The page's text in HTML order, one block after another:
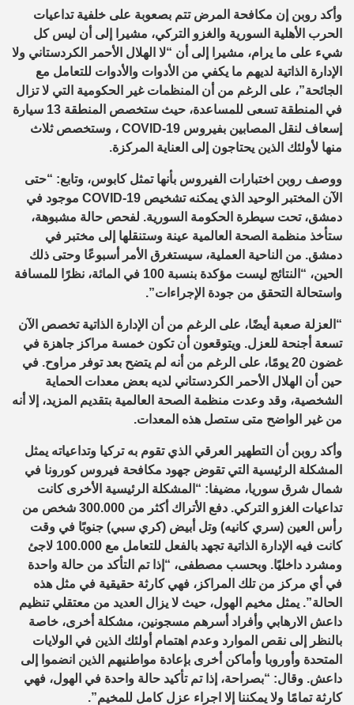
وأكد روبن إن مكافحة المرض تتم بصعوبة على خلفية تداعيات
الحرب الأهلية السورية والغزو التركي، مشيرا إلى أن ليس كل
شيء على ما يرام، مشيرا إلى أن “لا الهلال الأحمر الكردستاني ولا
الإدارة الذاتية لديهم ما يكفي من الأدوات والأدوات للتعامل مع
الجائحة”، على الرغم من أن المنظمات غير الحكومية التي لا تزال
في المنطقة تسعى للمساعدة، حيث ستخصص المنطقة 13 سيارة
إسعاف لنقل المصابين بفيروس COVID-19 ، وستخصص ثلاث
منها لأولئك الذين يحتاجون إلى العناية المركزة.
ووصف روبن اختبارات الفيروس بأنها تمثل كابوس، وتابع: “حتى
الآن المختبر الوحيد الذي يمكنه تشخيص COVID-19 موجود في
دمشق، تحت سيطرة الحكومة السورية. لفحص حالة مشبوهة،
ستأخذ منظمة الصحة العالمية عينة وستنقلها إلى مختبر في
دمشق. من الناحية العملية، سيستغرق الأمر أسبوعًا وحتى ذلك
الحين، “النتائج ليست مؤكدة بنسبة 100 في المائة، نظرًا للمسافة
واستحالة التحقق من جودة الإجراءات”.
“العزلة صعبة أيضًا، على الرغم من أن الإدارة الذاتية تخصص الآن
تسعة أجنحة للعزل. ويتوقعون أن تكون خمسة مراكز جاهزة في
غضون 20 يومًا، على الرغم من أنه لم يتضح بعد توفر مراوح. في
حين أن الهلال الأحمر الكردستاني لديه بعض معدات الحماية
الشخصية، وقد وعدت منظمة الصحة العالمية بتقديم المزيد، إلا أنه
من غير الواضح متى ستصل هذه المعدات.
وأكد روبن أن التطهير العرقي الذي تقوم به تركيا وتداعياته يمثل
المشكلة الرئيسية التي تقوض جهود مكافحة فيروس كورونا في
شمال شرق سوريا، مضيفا: “المشكلة الرئيسية الأخرى كانت
تداعيات الغزو التركي. دفع الأتراك أكثر من 300.000 شخص من
رأس العين (سري كانيه) وتل أبيض (كري سبي) جنوبًا في وقت
كانت فيه الإدارة الذاتية تجهد بالفعل للتعامل مع 100.000 لاجئ
ومشرد داخليًا. وبحسب مصطفى، “إذا تم التأكد من حالة واحدة
في أي مركز من تلك المراكز، فهي كارثة حقيقية في مثل هذه
الحالة”. يمثل مخيم الهول، حيث لا يزال العديد من معتقلي تنظيم
داعش الارهابي وأفراد أسرهم مسجونين، مشكلة أخرى، خاصة
بالنظر إلى نقص الموارد وعدم اهتمام أولئك الذين في الولايات
المتحدة وأوروبا وأماكن أخرى بإعادة مواطنيهم الذين انضموا إلى
داعش. وقال: “بصراحة، إذا تم تأكيد حالة واحدة في الهول، فهي
كارثة تمامًا ولا يمكننا إلا اجراء عزل كامل للمخيم”.